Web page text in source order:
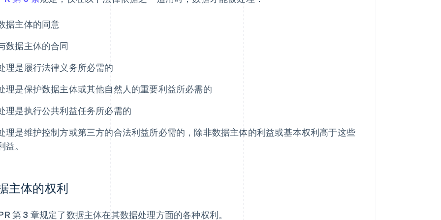
据主体的同意
数据主体的合同
理是履行法律义务所必需的
理是保护数据主体或其他自然人的重要利益所必需的
理是执行公共利益任务所必需的
理是维护控制方或第三方的合法利益所必需的，除非数据主体的利益或基本权利高于这些
益。
主体的权利
第 3 章规定了数据主体在其数据处理方面的各种权利。